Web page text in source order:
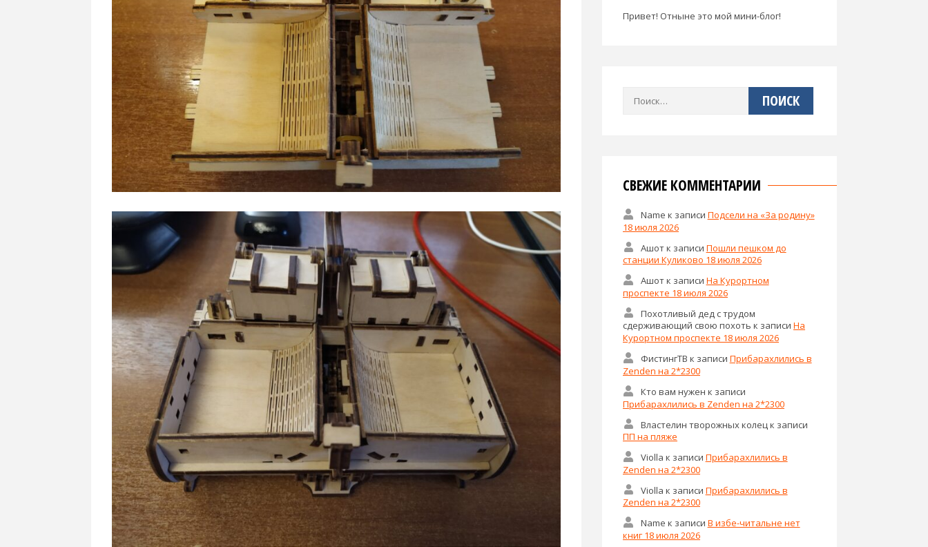
Привет! Отныне это мой мини-блог!
Найти:
СВЕЖИЕ КОММЕНТАРИИ
Name к записи Подсели на «За родину»
18 июля 2026
Ашотк записи Пошли пешком до
станции Куликово 18 июля 2026
Ашотк записи На Курортном
проспекте 18 июля 2026
Похотливый дед с трудом
сдерживающий свою похоть к записи На
Курортном проспекте 18 июля 2026
ФистингТВ к записи Прибарахлились в
Zenden на 2*2300
Кто вам нужен к записи
Прибарахлились в Zenden на 2*2300
Властелин творожных колец к записи
ПП на пляже
Violla к записи Прибарахлились в
Zenden на 2*2300
Violla к записи Прибарахлились в
Zenden на 2*2300
Name к записи В избе-читальне нет
книг 18 июля 2026